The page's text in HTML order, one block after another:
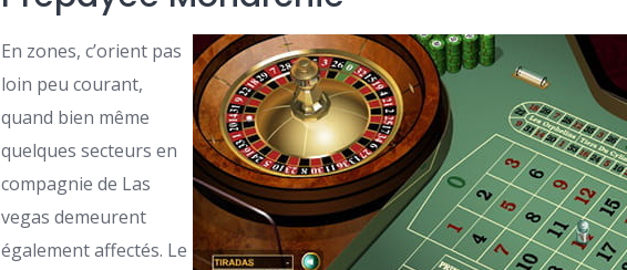
En zones, c’orient pas
loin peu courant,
quand bien même
quelques secteurs en
compagnie de Las
vegas demeurent
également affectés. Le